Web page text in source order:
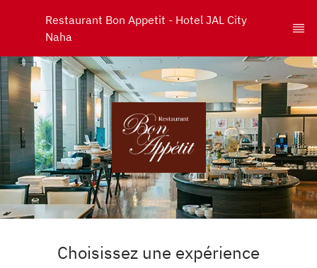
Restaurant Bon Appetit - Hotel JAL City
Naha
Choisissez une expérience